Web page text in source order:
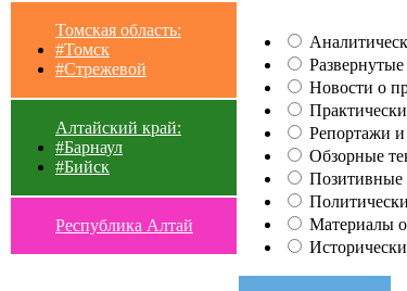
Томская область:
#Томск
#Стрежевой
Алтайский край:
#Барнаул
#Бийск
Республика Алтай
Новости о
Репортажи
Обзорные
Позитивные
Материалы